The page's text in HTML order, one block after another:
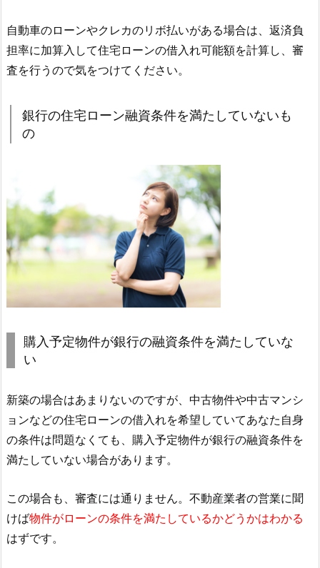
自動車のローンやクレカのリボ払いがある場合は、返済負
担率に加算入して住宅ローンの借入れ可能額を計算し、審
査を行うので気をつけてください。
銀行の住宅ローン融資条件を満たしていないも
の
購入予定物件が銀行の融資条件を満たしていな
い
新築の場合はあまりないのですが、中古物件や中古マンシ
ョンなどの住宅ローンの借入れを希望していてあなた自身
の条件は問題なくても、購入予定物件が銀行の融資条件を
満たしていない場合があります。
この場合も、審査には通りません。不動産業者の営業に聞
けば物件がローンの条件を満たしているかどうかはわかる
はずです。